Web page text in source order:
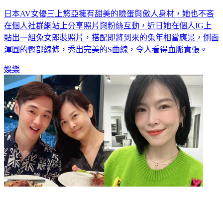
日本AV女優三上悠亞擁有甜美的臉蛋與傲人身材，她也不吝
在個人社群網站上分享照片與粉絲互動，近日她在個人IG上
貼出一組兔女郎裝照片，搭配即將到來的兔年相當應景，側面
渾圓的臀部線條，秀出完美的S曲線，令人看得血脈賁張。
娛樂